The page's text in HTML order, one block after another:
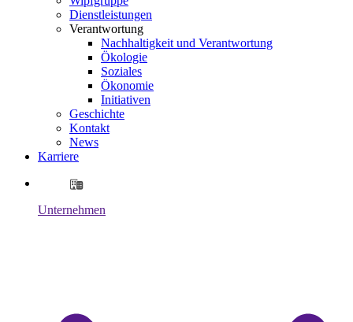
Dienstleistungen
Verantwortung
Nachhaltigkeit und Verantwortung
Ökologie
Soziales
Ökonomie
Initiativen
Geschichte
Kontakt
News
Karriere
Unternehmen